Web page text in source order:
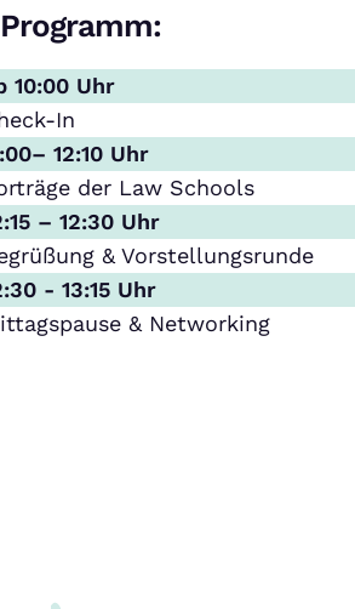
Programm:
10:00 Uhr
In
12:10 Uhr
der Law Schools
– 12:30 Uhr
& Vorstellungsrunde
- 13:15 Uhr
& Networking